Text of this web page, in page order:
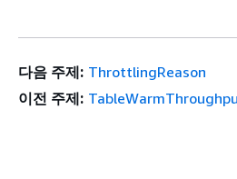
다음 주제: ThrottlingReason
이전 주제: